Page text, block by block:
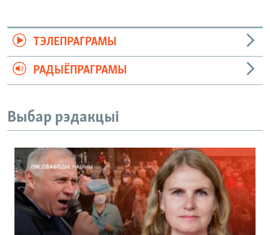
ТЭЛЕПРАГРАМЫ
РАДЫЁПРАГРАМЫ
Выбар рэдакцыі